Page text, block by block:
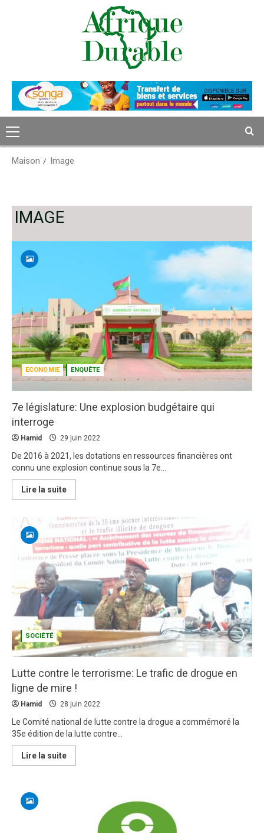
Menu
principal
Maison
Image
IMAGE
ECONOMIE ENQUÊTE
7e législature: Une explosion budgétaire qui
interroge
Hamid 29 juin 2022
De 2016 à 2021, les dotations en ressources financières ont
connu une explosion continue sous la 7e...
Lire la suiteEn
savoir
7e
législature:
Une
explosion
budgétaire
qui
SOCIÉTÉ
Lutte contre le terrorisme: Le trafic de drogue en
ligne de mire !
Hamid 28 juin 2022
Le Comité national de lutte contre la drogue a commémoré la
35e édition de la lutte contre...
Lire la suiteEn
savoir
terrorisme: